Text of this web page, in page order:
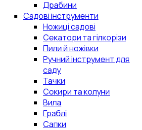
Драбини
Садові інструменти
Ножиці садові
Секатори та гілкорізи
Пили й ножівки
Ручний інструмент для
саду
Тачки
Сокири та колуни
Вила
Граблі
Сапки